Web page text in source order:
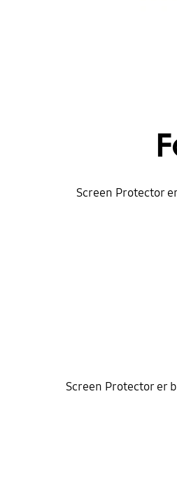
Screen Protector
Screen Protector